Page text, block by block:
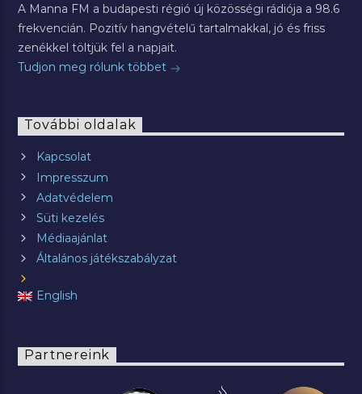
A Manna FM a budapesti régió új közösségi rádiója a 98.6
frekvencián. Pozitív hangvételű tartalmakkal, jó és friss
zenékkel töltjük fel a napjait.
Tudjon meg rólunk többet
További oldalak
Kapcsolat
Impresszum
Adatvédelem
Süti kezelés
Médiaajánlat
Általános játékszabályzat
English
Partnereink